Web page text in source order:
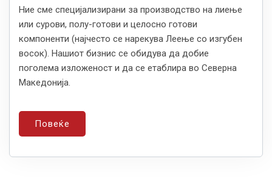
Ние сме специјализирани за производство на лиење
или сурови, полу-готови и целосно готови
компоненти (најчесто се нарекува Леење со изгубен
восок). Нашиот бизнис се обидува да добие
поголема изложеност и да се етаблира во Северна
Македонија.
Повеќе